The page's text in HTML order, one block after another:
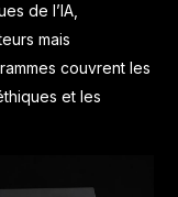
de l’IA
mais
couvrent les
et les